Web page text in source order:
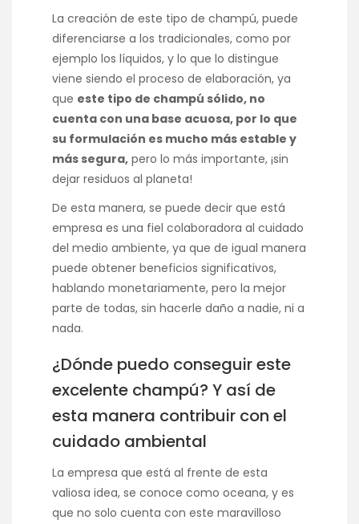
La creación de este tipo de champú, puede
diferenciarse a los tradicionales, como por
ejemplo los líquidos, y lo que lo distingue
viene siendo el proceso de elaboración, ya
que este tipo de champú sólido, no
cuenta con una base acuosa, por lo que
su formulación es mucho más estable y
más segura, pero lo más importante, ¡sin
dejar residuos al planeta!
De esta manera, se puede decir que está
empresa es una fiel colaboradora al cuidado
del medio ambiente, ya que de igual manera
puede obtener beneficios significativos,
hablando monetariamente, pero la mejor
parte de todas, sin hacerle daño a nadie, ni a
nada.
¿Dónde puedo conseguir este
excelente champú? Y así de
esta manera contribuir con el
cuidado ambiental
La empresa que está al frente de esta
valiosa idea, se conoce como oceana, y es
que no solo cuenta con este maravilloso